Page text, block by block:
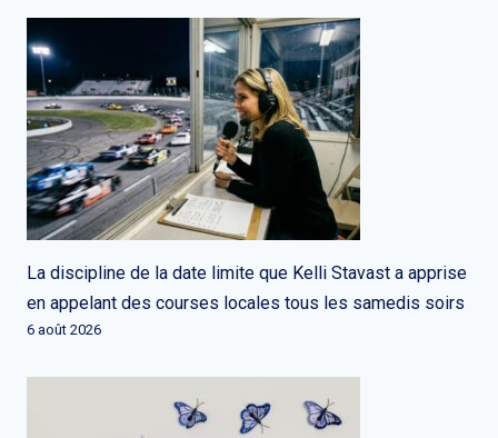
La discipline de la date limite que Kelli Stavast a apprise
en appelant des courses locales tous les samedis soirs
6 août 2026